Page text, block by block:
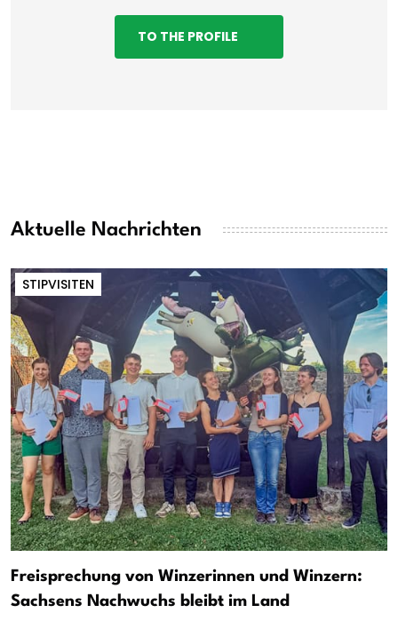
TO THE PROFILE
Aktuelle Nachrichten
STIPVISITEN
Freisprechung von Winzerinnen und Winzern:
Sachsens Nachwuchs bleibt im Land